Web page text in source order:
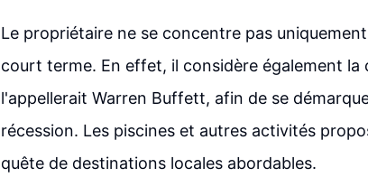
Le propriétaire ne se concentre pas
court terme. En effet, il considère également
l'appellerait Warren Buffett, afin de se
récession. Les piscines et autres activités
quête de destinations locales abordables.